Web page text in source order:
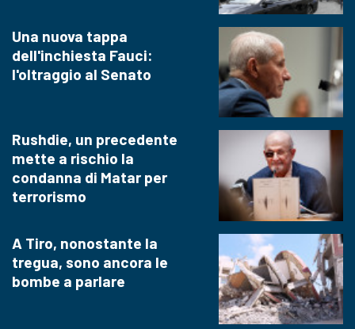
Una nuova tappa
dell'inchiesta Fauci:
l'oltraggio al Senato
Rushdie, un precedente
mette a rischio la
condanna di Matar per
terrorismo
A Tiro, nonostante la
tregua, sono ancora le
bombe a parlare